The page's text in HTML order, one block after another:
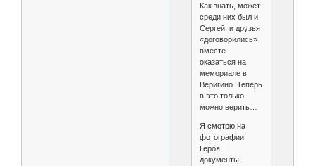
Как знать, может
среди них был и
Сергей, и друзья
«договорились»
вместе
оказаться на
мемориале в
Веригино. Теперь
в это только
можно верить…
Я смотрю на
фотографии
Героя,
документы,